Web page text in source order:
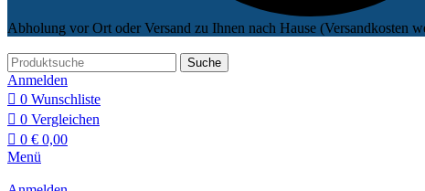
Abholung vor Ort oder Versand zu Ihnen nach Hause (Versandkosten
Suche
Anmelden
0 Wunschliste
0 Vergleichen
0 € 0,00
Menü